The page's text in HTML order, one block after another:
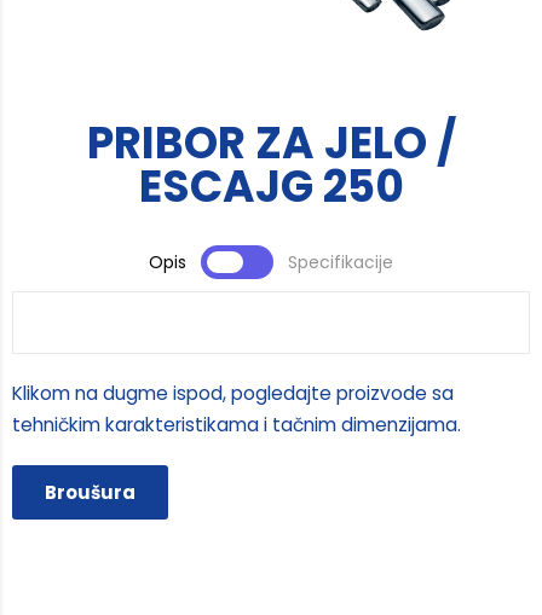
PRIBOR ZA JELO /
ESCAJG 250
Opis Specifikacije
Klikom na dugme ispod, pogledajte proizvode sa
tehničkim karakteristikama i tačnim dimenzijama.
Broušura